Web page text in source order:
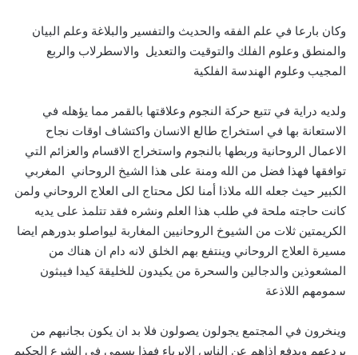
وكان بارعا في علم الفقه والحديث والتفسير والبلاغة وعلم البيان
والمنطق وعلوم الفلك والتوقيت والتعديل والاسطرلاب والربع
المجيب وعلوم الهندسة الفلكية
ولديه دراية في تتبع حركة النجوم وعلاقتها بالقمر مما يؤهله في
الاستعانة بها في استخراج طالع الانسان واكتشاف اوقات نجاح
الاعمال الروحانية وربطها بالنجوم واستخراج الاقسام والعزائم التي
توافقها فهذا فضل من الله ومنة على هذا الشيخ الروحاني المغربي
الكبير حيث جعله الله ملاذا أمنا لكل محتاج الى العلاج الروحاني ولمن
كانت حاجته ملحة في طلب هذا العلم ونشره فقد تتلمذ على يديه
الكريمتين ثلات من الشيوخ الروحانيين المغاربة ليواصلو بدورهم ايضا
مسيرة العلاج الروحاني وينتفع بهم الخلق لانه دام ان هناك من
المشعوذين والدجالين والسحرة من يكيدون للخليقة كيدا فيبثون
سمومهم اللاذعة
وينخرون في المجتمع يجولون يصولون فلا بد ان يكون بجانبهم من
يردعهم ويدفع اذاهم عن الناس الابرياء فهذا يسمى في الشرع الحكيم